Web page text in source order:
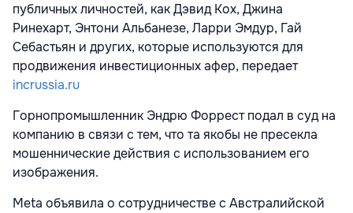
публичных личностей, как Дэвид Кох, Джина
Ринехарт, Энтони Альбанезе, Ларри Эмдур, Гай
Себастьян и других, которые используются для
продвижения инвестиционных афер, передает
incrussia.ru
Горнопромышленник Эндрю Форрест подал в суд на
компанию в связи с тем, что та якобы не пресекла
мошеннические действия с использованием его
изображения.
Meta объявила о сотрудничестве с Австралийской